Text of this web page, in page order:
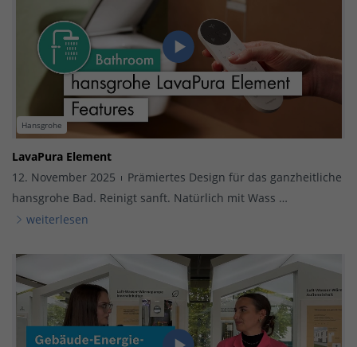
Hansgrohe
LavaPura Element
12. November 2025
Prämiertes Design für das ganzheitliche
hansgrohe Bad. Reinigt sanft. Natürlich mit Wass …
weiterlesen